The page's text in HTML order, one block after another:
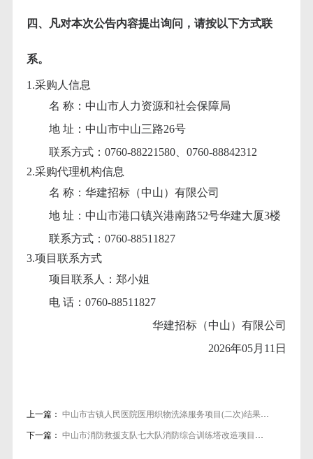
四、凡对本次公告内容提出询问，请按以下方式联
系。
1.采购人信息
名 称：中山市人力资源和社会保障局
地址：中山市中山三路26号
联系方式： 0760-88221580、0760-88842312
2.采购代理机构信息
名 称：华建招标（中山）有限公司
地址：中山市港口镇兴港南路52号华建大厦3楼
联系方式： 0760-88511827
3.项目联系方式
项目联系人：郑小姐
电话：0760-88511827
华建招标（中山）有限公司
2026年05月11日
上一篇： 中山市古镇人民医院医用织物洗涤服务项目(二次)结果公告
下一篇： 中山市消防救援支队七大队消防综合训练塔改造项目成交结果公告